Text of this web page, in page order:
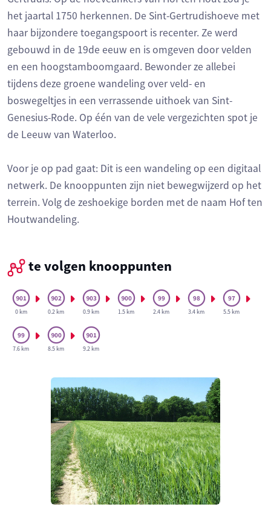
het jaartal 1750 herkennen. De Sint-Gertrudishoeve met
haar bijzondere toegangspoort is recenter. Ze werd
gebouwd in de 19de eeuw en is omgeven door velden
en een hoogstamboomgaard. Bewonder ze allebei
tijdens deze groene wandeling over veld- en
boswegeltjes in een verrassende uithoek van Sint-
Genesius-Rode. Op één van de vele vergezichten spot je
de Leeuw van Waterloo.
Voor je op pad gaat: Dit is een wandeling op een digitaal
netwerk. De knooppunten zijn niet bewegwijzerd op het
terrein. Volg de zeshoekige borden met de naam Hof ten
Houtwandeling.
te volgen knooppunten
0 km 0.2 km 0.9 km 1.5 km 2.4 km 3.4 km 5.5 km
7.6 km 8.5 km 9.2 km